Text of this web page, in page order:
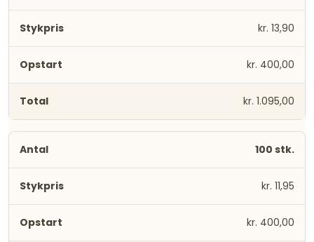
kr. 13,90
kr. 400,00
kr. 1.095,00
100 stk.
kr. 11,95
kr. 400,00